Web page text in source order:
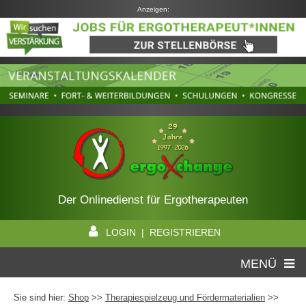
Anzeigen:
Der Onlinedienst für Ergotherapeuten
LOGIN | REGISTRIEREN
MENÜ
Sie sind hier: Shop >> Therapiespielzeug und Fördermaterialien >>